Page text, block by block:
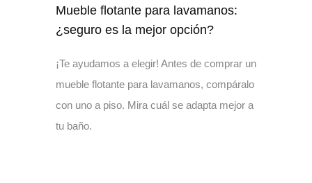
Mueble flotante para lavamanos:
¿seguro es la mejor opción?
¡Te ayudamos a elegir! Antes de comprar un
mueble flotante para lavamanos, compáralo
con uno a piso. Mira cuál se adapta mejor a
tu baño.